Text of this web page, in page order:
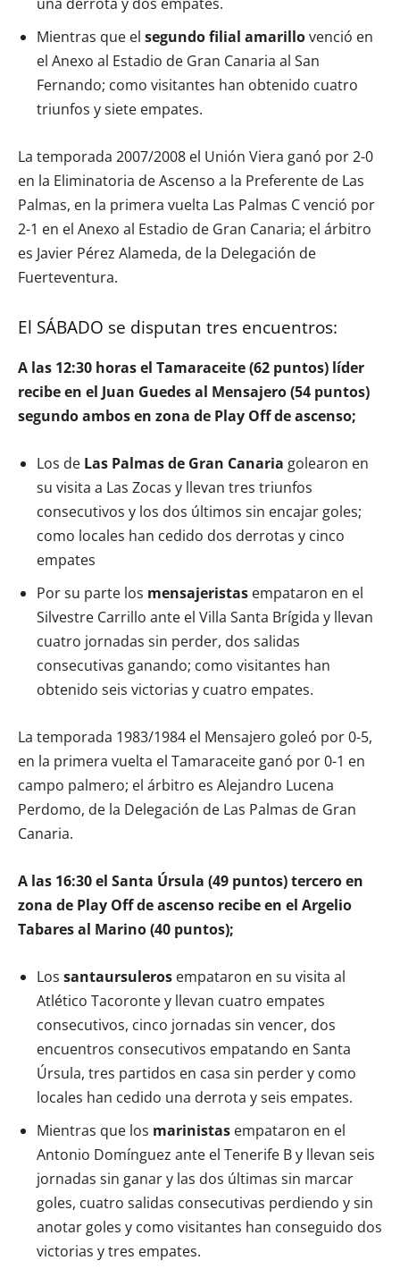
Mientras que el segundo filial amarillovenció en
el Anexo al Estadio de Gran Canaria al San
Fernando; como visitantes han obtenido cuatro
triunfos y siete empates.
La temporada 2007/2008 el Unión Viera ganó por 2-0
en la Eliminatoria de Ascenso a la Preferente de Las
Palmas, en la primera vuelta Las Palmas C venció por
2-1 en el Anexo al Estadio de Gran Canaria; el árbitro
es Javier Pérez Alameda, de la Delegación de
Fuerteventura.
El SÁBADO se disputan tres encuentros:
A las 12:30 horas el Tamaraceite (62 puntos) líder
recibe en el Juan Guedes al Mensajero (54 puntos)
segundo ambos en zona de Play Off de ascenso;
Los de Las Palmas de Gran Canaria golearon en
su visita a Las Zocas y llevan tres triunfos
consecutivos y los dos últimos sin encajar goles;
como locales han cedido dos derrotas y cinco
empates
Por su parte los mensajeristas empataron en el
Silvestre Carrillo ante el Villa Santa Brígida y llevan
cuatro jornadas sin perder, dos salidas
consecutivas ganando; como visitantes han
obtenido seis victorias y cuatro empates.
La temporada 1983/1984 el Mensajero goleó por 0-5,
en la primera vuelta el Tamaraceite ganó por 0-1 en
campo palmero; el árbitro es Alejandro Lucena
Perdomo, de la Delegación de Las Palmas de Gran
Canaria.
A las 16:30 el Santa Úrsula (49 puntos) tercero en
zona de Play Off de ascenso recibe en el Argelio
Tabares al Marino (40 puntos);
Los santaursuleros empataron en su visita al
Atlético Tacoronte y llevan cuatro empates
consecutivos, cinco jornadas sin vencer, dos
encuentros consecutivos empatando en Santa
Úrsula, tres partidos en casa sin perder y como
locales han cedido una derrota y seis empates.
Mientras que los marinistas empataron en el
Antonio Domínguez ante el Tenerife B y llevan seis
jornadas sin ganar y las dos últimas sin marcar
goles, cuatro salidas consecutivas perdiendo y sin
anotar goles y como visitantes han conseguido dos
victorias y tres empates.